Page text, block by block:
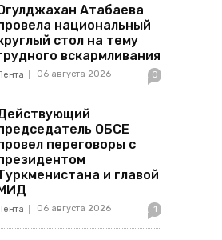
Атабаева
национальный
стол на тему
вскармливания
06 августа 2026 0
ОБСЕ
переговоры с
и главой
06 августа 2026 1